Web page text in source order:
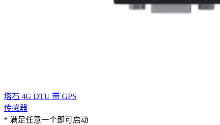
塔石 4G DTU 带 GPS
传感器
* 满足任意一个即可启动